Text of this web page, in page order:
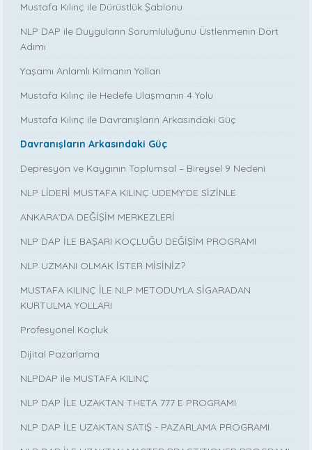
Mustafa Kılınç ile Dürüstlük Şablonu
NLP DAP ile Duyguların Sorumluluğunu Üstlenmenin Dört
Adımı
Yaşamı Anlamlı Kılmanın Yolları
Mustafa Kılınç ile Hedefe Ulaşmanın 4 Yolu
Mustafa Kılınç ile Davranışların Arkasındaki Güç
Davranışların Arkasındaki Güç
Depresyon ve Kaygının Toplumsal – Bireysel 9 Nedeni
NLP LİDERİ MUSTAFA KILINÇ UDEMY'DE SİZİNLE
ANKARA’DA DEĞİŞİM MERKEZLERİ
NLP DAP İLE BAŞARI KOÇLUĞU DEĞİŞİM PROGRAMI
NLP UZMANI OLMAK İSTER MİSİNİZ?
MUSTAFA KILINÇ İLE NLP METODUYLA SİGARADAN
KURTULMA YOLLARI
Profesyonel Koçluk
Dijital Pazarlama
NLPDAP ile MUSTAFA KILINÇ
NLP DAP İLE UZAKTAN THETA 777 E PROGRAMI
NLP DAP İLE UZAKTAN SATIŞ - PAZARLAMA PROGRAMI